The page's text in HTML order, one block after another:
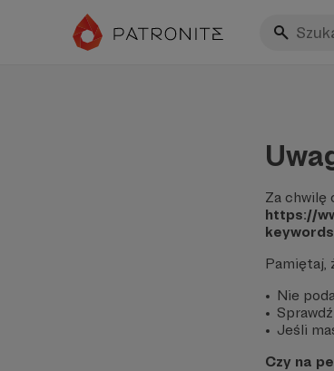
Za chwilę
https://
Pamiętaj,
Nie
Jeśli
Czy na